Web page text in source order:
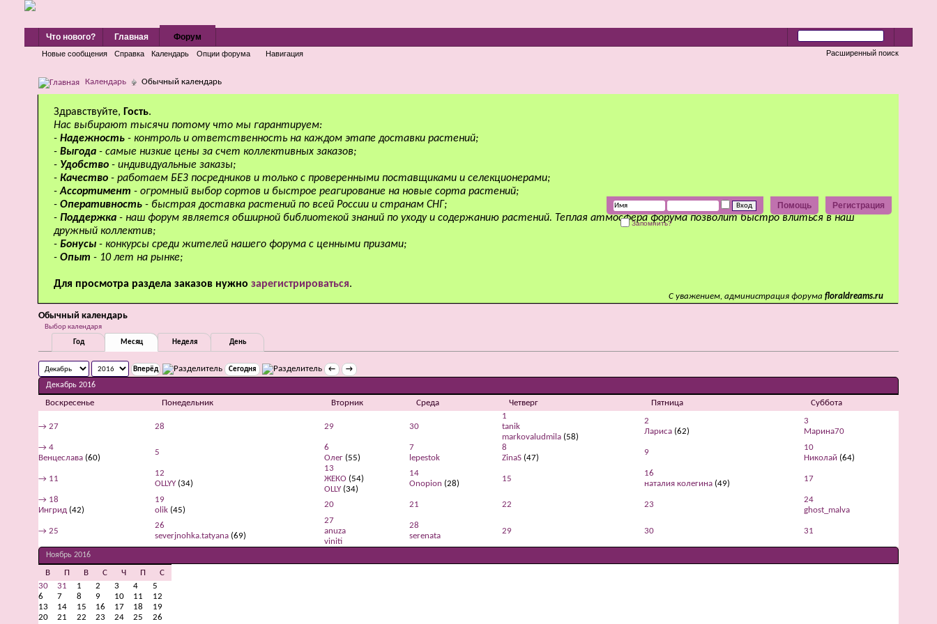
Регистрация
Помощь
Запомнить?
Что нового? Главная Форум
Новые сообщения Справка Календарь Опции форума Навигация Расширенный поиск
Календарь Обычный календарь
Здравствуйте, Гость.
Нас выбирают тысячи потому что мы гарантируем:
- Надежность - контроль и ответственность на каждом этапе доставки растений;
- Выгода - самые низкие цены за счет коллективных заказов;
- Удобство - индивидуальные заказы;
- Качество - работаем БЕЗ посредников и только с проверенными поставщиками и селекционерами;
-Ассортимент - огромный выбор сортов и быстрое реагирование на новые сорта растений;
- Оперативность - быстрая доставка растений по всей России и странам СНГ;
- Поддержка - наш форум является обширной библиотекой знаний по уходу и содержанию растений. Теплая атмосфера форума позволит быстро влиться в наш
дружный коллектив;
- Бонусы - конкурсы среди жителей нашего форума с ценными призами;
- Опыт - 10 лет на рынке;
Для просмотра раздела заказов нужно зарегистрироваться.
С уважением, администрация форума floraldreams.ru
Обычный календарь
Выбор календаря
Год
Месяц Неделя День
Сегодня ← →
Декабрь 2016
Воскресенье Понедельник Вторник Среда Четверг Пятница Суббота
→ 27 28 29 30
1
tanik
markovaludmila (58)
2
Лариса (62)
3
Марина70
→ 4
Венцеслава (60)
5
6
Олег (55)
7
lepestok
8
ZinaS (47)
9
10
Николай (64)
→ 11
12
OLLYY (34)
13
ЖЕКО (54)
OLLY (34)
14
Onopion (28)
15
16
наталия колегина (49)
17
→ 18
Ингрид (42)
19
olik (45)
20 21 22 23
24
ghost_malva
→ 25
26
severjnohka.tatyana (69)
27
anuza
viniti
28
serenata
29 30 31
Ноябрь 2016
В П В С Ч П
С
30
31 1 2 3 4
5
6
7 8 9 10 11
12
13
14 15 16 17 18
19
20
21 22 23 24 25
26